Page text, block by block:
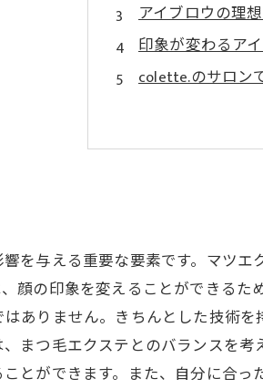
アイブロウの理
印象が変わるア
colette.のサロン
を与える重要な要素です。マツ
顔の印象を変えることができる
ありません。きちんとした技術
まつ毛エクステとのバランスを
とができます。また、自分に合